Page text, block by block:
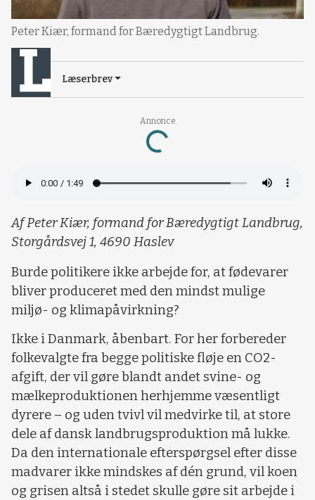
Annonce
Loading...
Peter Kiær, formand for Bæredygtigt Landbrug.
Læserbrev
Af Peter Kiær, formand for Bæredygtigt Landbrug,
Storgårdsvej 1, 4690 Haslev
Burde politikere ikke arbejde for, at fødevarer
bliver produceret med den mindst mulige
miljø- og klimapåvirkning?
Ikke i Danmark, åbenbart. For her forbereder
folkevalgte fra begge politiske fløje en CO2-
afgift, der vil gøre blandt andet svine- og
mælkeproduktionen herhjemme væsentligt
dyrere – og uden tvivl vil medvirke til, at store
dele af dansk landbrugsproduktion må lukke.
Da den internationale efterspørgsel efter disse
madvarer ikke mindskes af dén grund, vil koen
og grisen altså i stedet skulle gøre sit arbejde i